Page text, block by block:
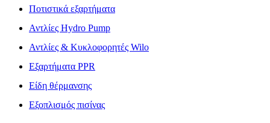
Ποτιστικά εξαρτήματα
Αντλίες Hydro Pump
Αντλίες & Κυκλοφορητές Wilo
Εξαρτήματα PPR
Είδη θέρμανσης
Εξοπλισμός πισίνας